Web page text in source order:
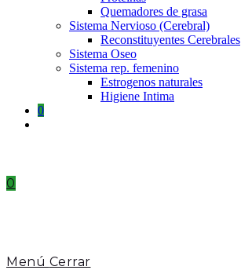
Quemadores de grasa
Sistema Nervioso (Cerebral)
Reconstituyentes Cerebrales
Sistema Oseo
Sistema rep. femenino
Estrogenos naturales
Higiene Intima
0
0
Menú Cerrar